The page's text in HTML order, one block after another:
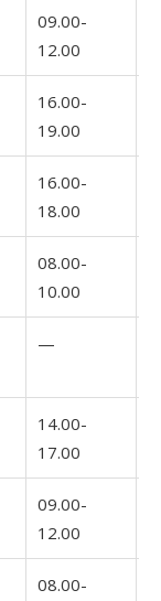
09.00-
12.00
16.00-
19.00
16.00-
18.00
08.00-
10.00
—
14.00-
17.00
09.00-
12.00
08.00-